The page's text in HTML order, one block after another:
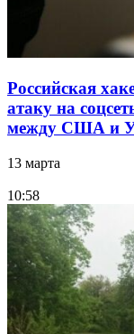
Российская
атаку на
между США и
13 марта
10:58